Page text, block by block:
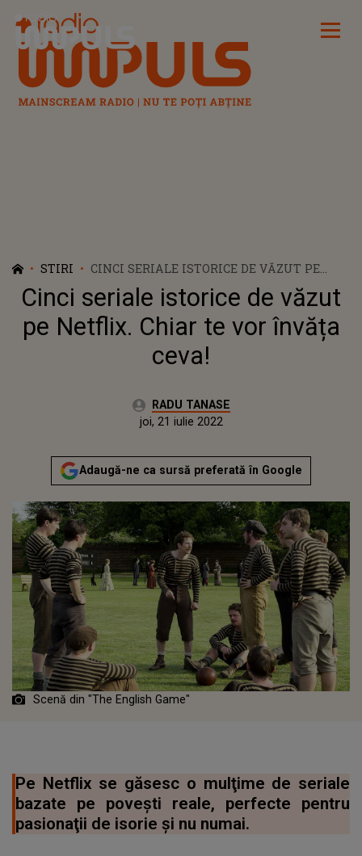
Radio Impuls
STIRI
CINCI SERIALE ISTORICE DE VĂZUT PE
NETFLIX. CHIAR TE VOR ÎNVĂȚA CEVA!
Cinci seriale istorice de văzut
pe Netflix. Chiar te vor învăța
ceva!
Autor:RADU TANASE
duminică, 11 aprilie 2021Actualizat:
joi, 21 iulie 2022
Adaugă-ne ca sursă preferată în Google
Scenă din "The English Game"
Pe Netflix se găsesc o mulţime de seriale
bazate pe poveşti reale, perfecte pentru
pasionaţii de isorie şi nu numai.